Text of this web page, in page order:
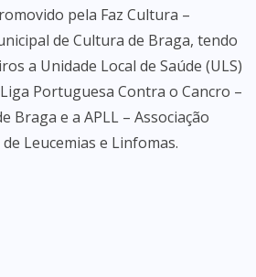
pela Faz Cultura –
de Cultura de Braga, tendo
a Unidade Local de Saúde (ULS)
Portuguesa Contra o Cancro –
Braga e a APLL – Associação
Leucemias e Linfomas.